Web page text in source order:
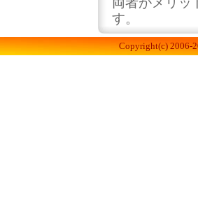
す。
Copyright(c) 2006-